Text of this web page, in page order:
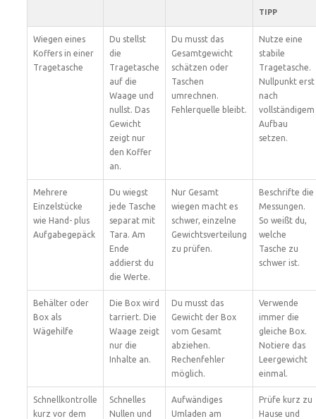
TIPP
Wiegen eines
Koffers in einer
Tragetasche
Du stellst
die
Tragetasche
auf die
Waage und
nullst. Das
Gewicht
zeigt nur
den Koffer
an.
Du musst das
Gesamtgewicht
schätzen oder
Taschen
umrechnen.
Fehlerquelle bleibt.
Nutze eine
stabile
Tragetasche.
Nullpunkt erst
nach
vollständigem
Aufbau
setzen.
Mehrere
Einzelstücke
wie Hand- plus
Aufgabegepäck
Du wiegst
jede Tasche
separat mit
Tara. Am
Ende
addierst du
die Werte.
Nur Gesamt
wiegen macht es
schwer, einzelne
Gewichtsverteilung
zu prüfen.
Beschrifte die
Messungen.
So weißt du,
welche
Tasche zu
schwer ist.
Behälter oder
Box als
Wägehilfe
Die Box wird
tarriert. Die
Waage zeigt
nur die
Inhalte an.
Du musst das
Gewicht der Box
vom Gesamt
abziehen.
Rechenfehler
möglich.
Verwende
immer die
gleiche Box.
Notiere das
Leergewicht
einmal.
Schnellkontrolle
kurz vor dem
Schnelles
Nullen und
Aufwändiges
Umladen am
Prüfe kurz zu
Hause und